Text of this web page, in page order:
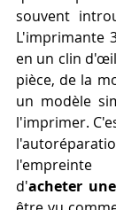
souvent
L'imprimante
en un clin
pièce, de la
un modèle
l'imprimer.
l'empreinte
d'acheter